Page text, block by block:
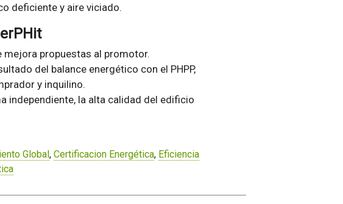
deficiente y aire viciado.
propuestas al promotor.
del balance energético con el PHPP,
y inquilino.
independiente, la alta calidad del edificio
Global, Certificacion Energética, Eficiencia